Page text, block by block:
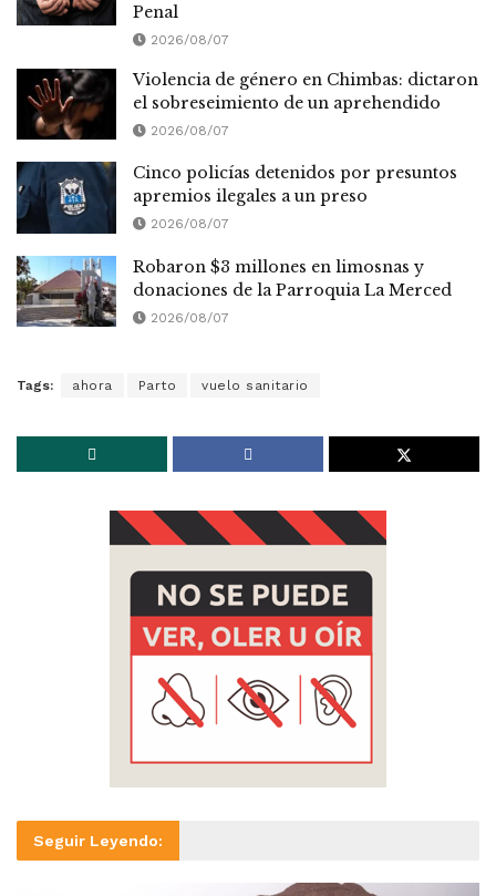
Penal
2026/08/07
Violencia de género en Chimbas: dictaron
el sobreseimiento de un aprehendido
2026/08/07
Cinco policías detenidos por presuntos
apremios ilegales a un preso
2026/08/07
Robaron $3 millones en limosnas y
donaciones de la Parroquia La Merced
2026/08/07
Tags: ahora Parto vuelo sanitario
Seguir Leyendo: